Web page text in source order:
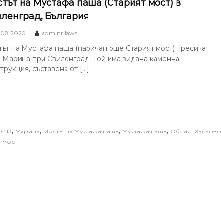
на Мустафа паша (Старият мост) в
България
adminrilaws
на Мустафа паша (наричан още Старият мост) пресича
Марица при Свиленград. Той има зидана каменна
съставена от […]
, Марица, Мостът на Мустафа паша, Мустафа паша, Област Хасково
, мост